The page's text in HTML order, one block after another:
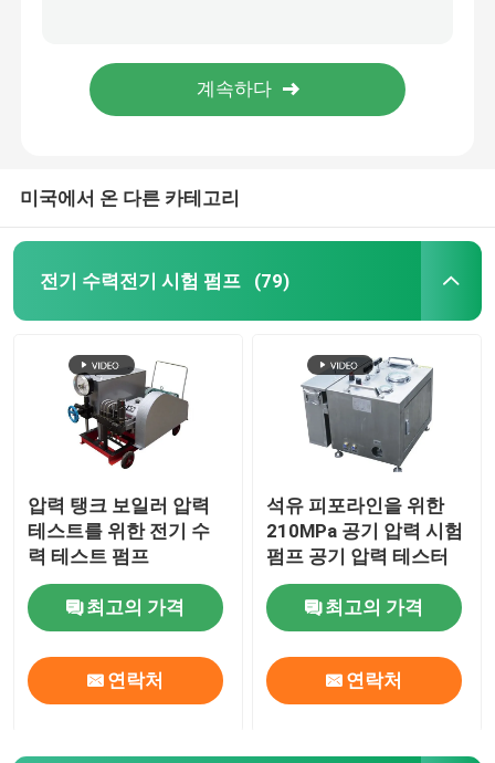
높은 압력 펌프 유닛
수력전기 발파용 기구
관로압 시험 펌프
고압 워터 제트 펌프
산업적 연무기
고압 세탁기 부속물
고압 플런저 펌프
미국에서 온 다른 카테고리
전기 수력전기 시험 펌프 (79)
압력 탱크 보일러 압력
테스트를 위한 전기 수
력 테스트 펌프
최고의 가격
연락처
석유 피포라인을 위한
210MPa 공기 압력 시험
펌프 공기 압력 테스터
최고의 가격
연락처